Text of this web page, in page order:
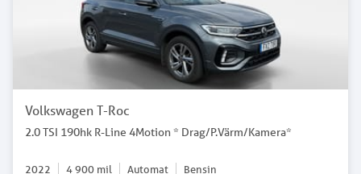
Volkswagen T-Roc
2.0 TSI 190hk R-Line 4Motion * Drag/P.Värm/Kamera*
2022 4 900 mil Automat Bensin